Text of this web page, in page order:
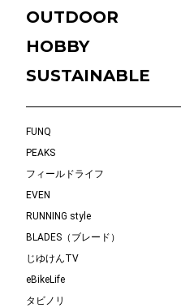
OUTDOOR
HOBBY
SUSTAINABLE
FUNQ
PEAKS
フィールドライフ
EVEN
RUNNING style
BLADES（ブレード）
じゆけんTV
eBikeLife
タビノリ